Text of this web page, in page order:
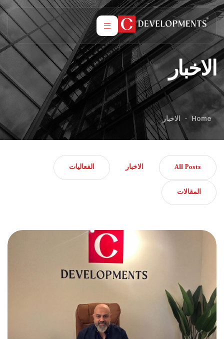
الاخبار
Home الاخبار
All Posts الاخبار الفعاليات
المقالات